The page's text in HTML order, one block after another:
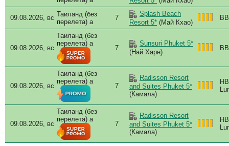
09.08.2026, вс Таиланд (без
перелета) a
7
Splash Beach
Resort 5* (Май Кхао)
BB
09.08.2026, вс
Таиланд (без
перелета) a
7
Sunsuri Phuket 5*
(Най Харн)
BB
09.08.2026, вс
Таиланд (без
перелета) a
7
Radisson Resort
and Suites Phuket 5*
(Камала)
09.08.2026, вс
Таиланд (без
перелета) a
7
Radisson Resort
and Suites Phuket 5*
(Камала)